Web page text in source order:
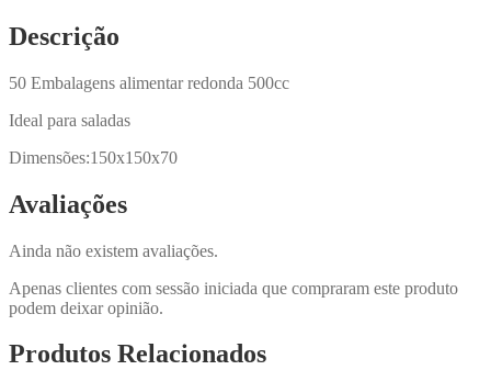
Descrição
50 Embalagens alimentar redonda 500cc
Ideal para saladas
Dimensões:150x150x70
Avaliações
Ainda não existem avaliações.
Apenas clientes com sessão iniciada que compraram este produto
podem deixar opinião.
Produtos Relacionados